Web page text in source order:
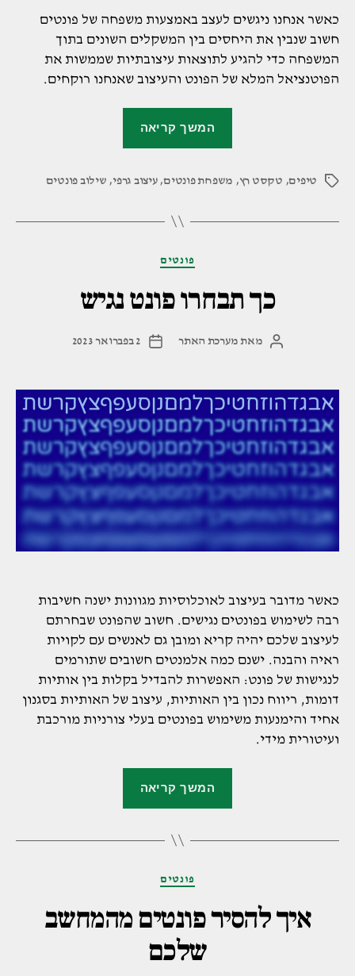
כאשר אנחנו ניגשים לעצב באמצעות משפחה של פונטים
חשוב שנבין את היחסים בין המשקלים השונים בתוך
המשפחה כדי להגיע לתוצאות עיצובתיות שממשות את
הפוטנציאל המלא של הפונט והעיצוב שאנחנו רוקחים.
המשך קריאה
לעבוד
משפחת
תגיותטיפים, טקסט רץ, משפחת פונטים,עיצוב גרפי, שילוב פונטים
קטגוריותפונטים
כך תבחרו פונט נגיש
המחבר
מאת מערכת האתר
תאריך
2 בפברואר 2023
כאשר מדובר בעיצוב לאוכלוסיות מגוונות ישנה חשיבות
רבה לשימוש בפונטים נגישים. חשוב שהפונט שבחרתם
לעיצוב שלכם יהיה קריא ומובן גם לאנשים עם לקויות
ראיה והבנה. ישנם כמה אלמנטים חשובים שתורמים
לנגישות של פונט: האפשרות להבדיל בקלות בין אותיות
דומות, ריווח נכון בין האותיות, עיצוב של האותיות בסגנון
אחיד והימנעות משימוש בפונטים בעלי צורניות מורכבת
ועיטורית מידי.
המשך קריאה
נגיש"
קטגוריותפונטים
איך להסיר פונטים מהמחשב
שלכם